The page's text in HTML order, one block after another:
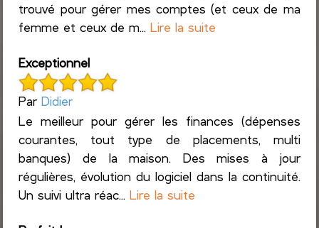
trouvé pour gérer mes comptes (et ceux de ma
femme et ceux de m...Lire la suite
Exceptionnel
ParDidier
Le meilleur pour gérer les finances (dépenses
courantes, tout type de placements, multi
banques) de la maison. Des mises à jour
régulières, évolution du logiciel dans la continuité.
Un suivi ultra réac...Lire la suite